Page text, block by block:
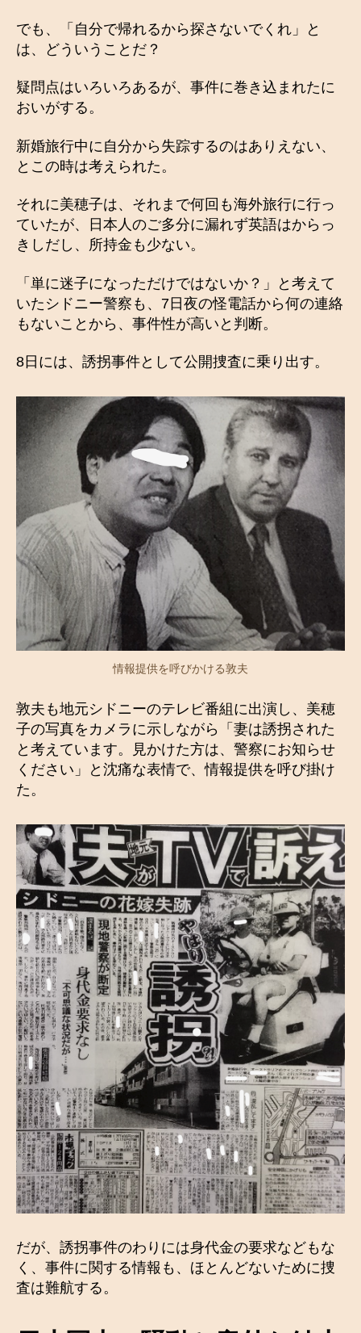
でも、「自分で帰れるから探さないでくれ」と
は、どういうことだ？
疑問点はいろいろあるが、事件に巻き込まれたに
おいがする。
新婚旅行中に自分から失踪するのはありえない、
とこの時は考えられた。
それに美穂子は、それまで何回も海外旅行に行っ
ていたが、日本人のご多分に漏れず英語はからっ
きしだし、所持金も少ない。
「単に迷子になっただけではないか？」と考えて
いたシドニー警察も、7日夜の怪電話から何の連絡
もないことから、事件性が高いと判断。
8日には、誘拐事件として公開捜査に乗り出す。
情報提供を呼びかける敦夫
敦夫も地元シドニーのテレビ番組に出演し、美穂
子の写真をカメラに示しながら「妻は誘拐された
と考えています。見かけた方は、警察にお知らせ
ください」と沈痛な表情で、情報提供を呼び掛け
た。
だが、誘拐事件のわりには身代金の要求などもな
く、事件に関する情報も、ほとんどないために捜
査は難航する。